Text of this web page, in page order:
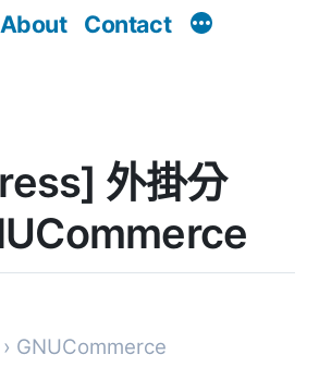
About Contact
外掛分
› GNUCommerce